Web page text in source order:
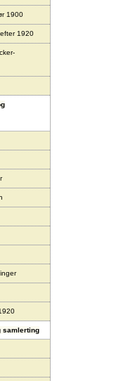
1900
1920
samlerting